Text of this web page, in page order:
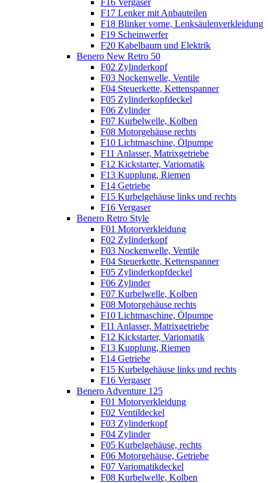
F17 Lenker mit Anbauteilen
F18 Blinker vorne, Lenksäulenverkleidung
F19 Scheinwerfer
F20 Kabelbaum und Elektrik
Benero New Retro 50
F02 Zylinderkopf
F03 Nockenwelle, Ventile
F04 Steuerkette, Kettenspanner
F05 Zylinderkopfdeckel
F06 Zylinder
F07 Kurbelwelle, Kolben
F08 Motorgehäuse rechts
F10 Lichtmaschine, Ölpumpe
F11 Anlasser, Matrixgetriebe
F12 Kickstarter, Variomatik
F13 Kupplung, Riemen
F14 Getriebe
F15 Kurbelgehäuse links und rechts
F16 Vergaser
Benero Retro Style
F01 Motorverkleidung
F02 Zylinderkopf
F03 Nockenwelle, Ventile
F04 Steuerkette, Kettenspanner
F05 Zylinderkopfdeckel
F06 Zylinder
F07 Kurbelwelle, Kolben
F08 Motorgehäuse rechts
F10 Lichtmaschine, Ölpumpe
F11 Anlasser, Matrixgetriebe
F12 Kickstarter, Variomatik
F13 Kupplung, Riemen
F14 Getriebe
F15 Kurbelgehäuse links und rechts
F16 Vergaser
Benero Adventure 125
F01 Motorverkleidung
F02 Ventildeckel
F03 Zylinderkopf
F04 Zylinder
F05 Kurbelgehäuse, rechts
F06 Motorgehäuse, Getriebe
F07 Variomatikdeckel
F08 Kurbelwelle, Kolben